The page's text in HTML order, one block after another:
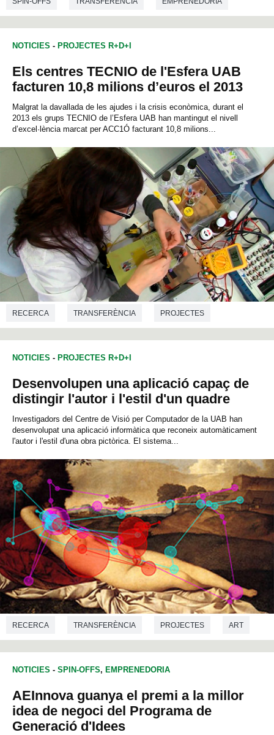
CIÈNCIES DE LA COMUNICACIÓ INFORMÀTICA
NOTICIES - PROJECTES R+D+I
Els centres TECNIO de l'Esfera UAB
facturen 10,8 milions d’euros el 2013
Malgrat la davallada de les ajudes i la crisis econòmica, durant el
2013 els grups TECNIO de l’Esfera UAB han mantingut el nivell
d’excel·lència marcat per ACC1Ó facturant 10,8 milions...
RECERCA TRANSFERÈNCIA PROJECTES
NUTRICIÓ QUÍMICA VETERINÀRIA
ENGINYERIA DE TELECOMUNICACIONS NANOTECNOLOGIA
NOTICIES - PROJECTES R+D+I
Desenvolupen una aplicació capaç de
distingir l'autor i l'estil d'un quadre
Investigadors del Centre de Visió per Computador de la UAB han
desenvolupat una aplicació informàtica que reconeix automàticament
l'autor i l'estil d'una obra pictòrica. El sistema...
RECERCA TRANSFERÈNCIA PROJECTES ART
INFORMÀTICA
NOTICIES - SPIN-OFFS, EMPRENEDORIA
AEInnova guanya el premi a la millor
idea de negoci del Programa de
Generació d'Idees